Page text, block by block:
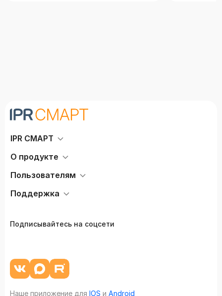
IPR СМАРТ
О продукте
Пользователям
Поддержка
Подписывайтесь на соцсети
Наше приложение для IOS и Android